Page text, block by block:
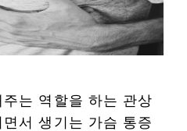
는 역할을 하는 관상
서 생기는 가슴 통증